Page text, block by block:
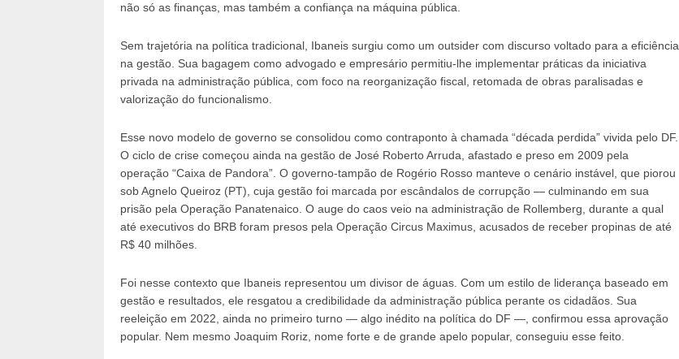
não só as finanças, mas também a confiança na máquina pública.
Sem trajetória na política tradicional, Ibaneis surgiu como um outsider com discurso voltado para a eficiência
na gestão. Sua bagagem como advogado e empresário permitiu-lhe implementar práticas da iniciativa
privada na administração pública, com foco na reorganização fiscal, retomada de obras paralisadas e
valorização do funcionalismo.
Esse novo modelo de governo se consolidou como contraponto à chamada “década perdida” vivida pelo DF.
O ciclo de crise começou ainda na gestão de José Roberto Arruda, afastado e preso em 2009 pela
operação “Caixa de Pandora”. O governo-tampão de Rogério Rosso manteve o cenário instável, que piorou
sob Agnelo Queiroz (PT), cuja gestão foi marcada por escândalos de corrupção — culminando em sua
prisão pela Operação Panatenaico. O auge do caos veio na administração de Rollemberg, durante a qual
até executivos do BRB foram presos pela Operação Circus Maximus, acusados de receber propinas de até
R$ 40 milhões.
Foi nesse contexto que Ibaneis representou um divisor de águas. Com um estilo de liderança baseado em
gestão e resultados, ele resgatou a credibilidade da administração pública perante os cidadãos. Sua
reeleição em 2022, ainda no primeiro turno — algo inédito na política do DF —, confirmou essa aprovação
popular. Nem mesmo Joaquim Roriz, nome forte e de grande apelo popular, conseguiu esse feito.